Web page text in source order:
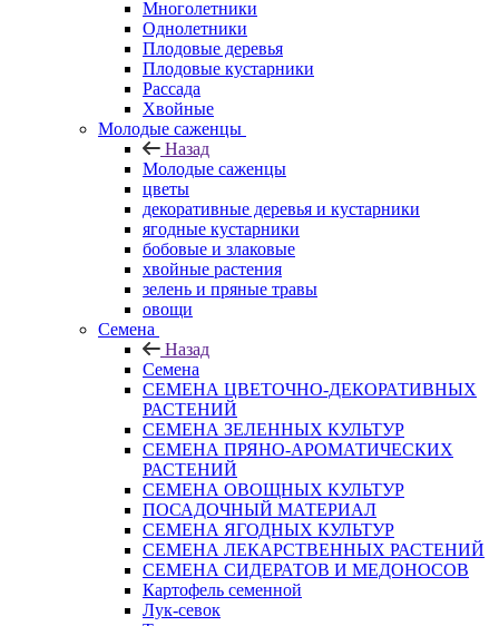
Многолетники
Однолетники
Плодовые деревья
Плодовые кустарники
Рассада
Хвойные
Молодые саженцы
Назад
Молодые саженцы
цветы
декоративные деревья и кустарники
ягодные кустарники
бобовые и злаковые
хвойные растения
зелень и пряные травы
овощи
Семена
Назад
Семена
СЕМЕНА ЦВЕТОЧНО-ДЕКОРАТИВНЫХ
РАСТЕНИЙ
СЕМЕНА ЗЕЛЕННЫХ КУЛЬТУР
СЕМЕНА ПРЯНО-АРОМАТИЧЕСКИХ
РАСТЕНИЙ
СЕМЕНА ОВОЩНЫХ КУЛЬТУР
ПОСАДОЧНЫЙ МАТЕРИАЛ
СЕМЕНА ЯГОДНЫХ КУЛЬТУР
СЕМЕНА ЛЕКАРСТВЕННЫХ РАСТЕНИЙ
СЕМЕНА СИДЕРАТОВ И МЕДОНОСОВ
Картофель семенной
Лук-севок